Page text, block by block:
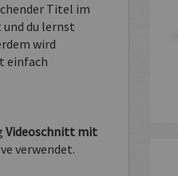
Titel im
und du lernst
wird
einfach
Videoschnitt mit
verwendet.